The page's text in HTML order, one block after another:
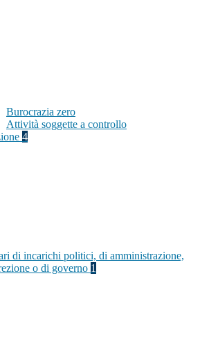
Burocrazia zero
Attività soggette a controllo
4
di incarichi politici, di amministrazione,
o di governo 1